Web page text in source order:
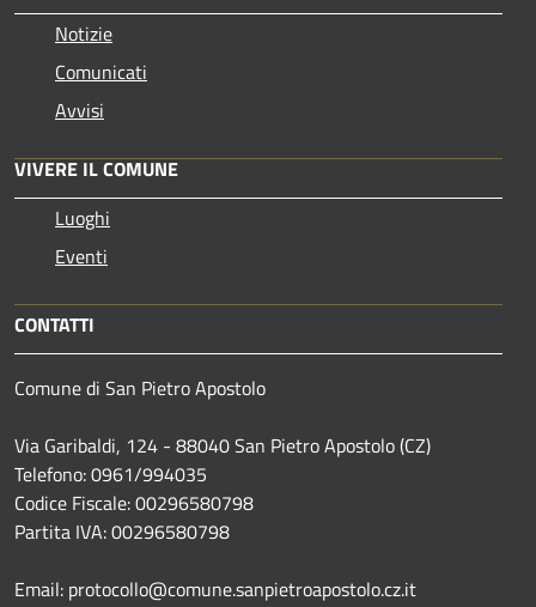
Notizie
Comunicati
Avvisi
VIVERE IL COMUNE
Luoghi
Eventi
CONTATTI
Comune di San Pietro Apostolo
Via Garibaldi, 124 - 88040 San Pietro Apostolo (CZ)
Telefono: 0961/994035
Codice Fiscale: 00296580798
Partita IVA: 00296580798
Email: protocollo@comune.sanpietroapostolo.cz.it